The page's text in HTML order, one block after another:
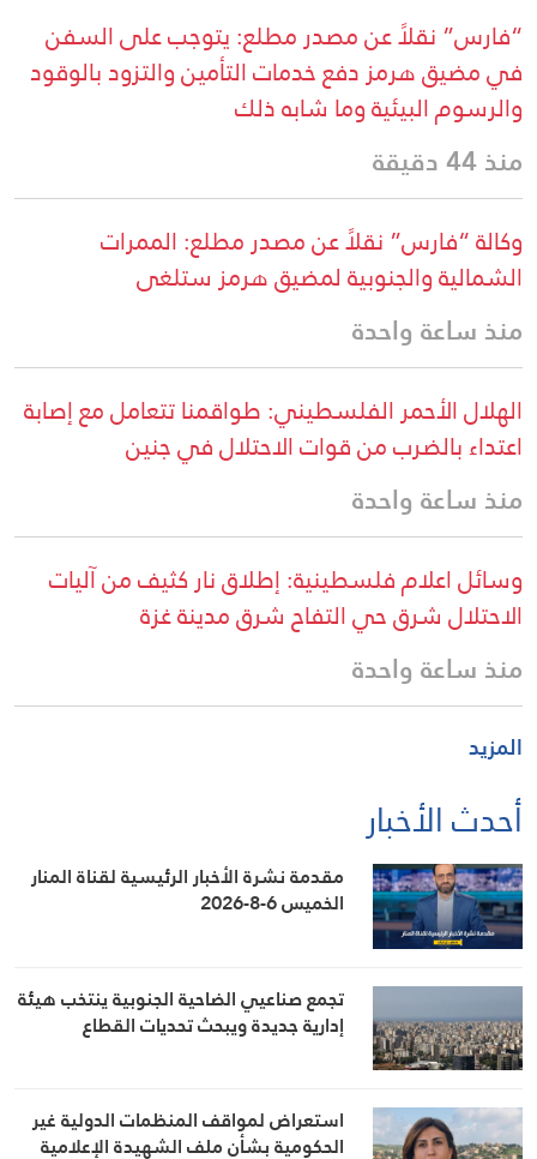
“فارس” نقلاً عن مصدر مطلع: يتوجب على السفن
في مضيق هرمز دفع خدمات التأمين والتزود بالوقود
والرسوم البيئية وما شابه ذلك
منذ 44 دقيقة
وكالة “فارس” نقلاً عن مصدر مطلع: الممرات
الشمالية والجنوبية لمضيق هرمز ستلغى
منذ ساعة واحدة
الهلال الأحمر الفلسطيني: طواقمنا تتعامل مع إصابة
اعتداء بالضرب من قوات الاحتلال في جنين
منذ ساعة واحدة
وسائل اعلام فلسطينية: إطلاق نار كثيف من آليات
الاحتلال شرق حي التفاح شرق مدينة غزة
منذ ساعة واحدة
المزيد
أحدث الأخبار
مقدمة نشرة الأخبار الرئيسية لقناة المنار
الخميس 6-8-2026
تجمع صناعيي الضاحية الجنوبية ينتخب هيئة
إدارية جديدة ويبحث تحديات القطاع
استعراض لمواقف المنظمات الدولية غير
الحكومية بشأن ملف الشهيدة الإعلامية